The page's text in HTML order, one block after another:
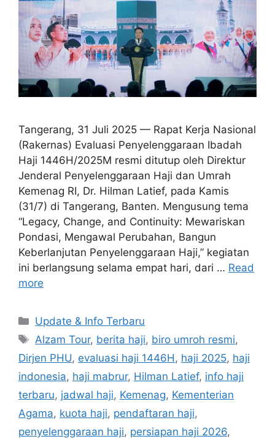
Tangerang, 31 Juli 2025 — Rapat Kerja Nasional
(Rakernas) Evaluasi Penyelenggaraan Ibadah
Haji 1446H/2025M resmi ditutup oleh Direktur
Jenderal Penyelenggaraan Haji dan Umrah
Kemenag RI, Dr. Hilman Latief, pada Kamis
(31/7) di Tangerang, Banten. Mengusung tema
“Legacy, Change, and Continuity: Mewariskan
Pondasi, Mengawal Perubahan, Bangun
Keberlanjutan Penyelenggaraan Haji,” kegiatan
ini berlangsung selama empat hari, dari … Read
more
Categories
Update & Info Terbaru
Tags
Alzam Tour, berita haji, biro umroh resmi,
Dirjen PHU, evaluasi haji 1446H, haji 2025, haji
indonesia, haji mabrur, Hilman Latief, info haji
terbaru, jadwal haji, Kemenag, Kementerian
Agama, kuota haji, pendaftaran haji,
penyelenggaraan haji, persiapan haji 2026,